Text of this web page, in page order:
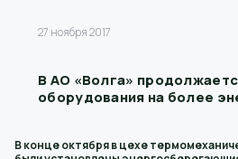
27 ноября 2017
В АО «Волга»
оборудования на более
В конце октября в цехе